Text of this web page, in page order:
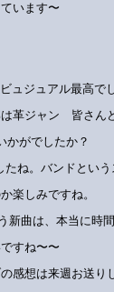
います〜
ュジュアル最高で
革ジャン 皆さん
かがでしたか？
たね。バンドとい
楽しみですね。
新曲は、本当に時
すね〜〜
感想は来週お送り